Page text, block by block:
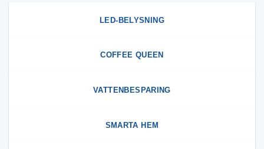
LED-BELYSNING
COFFEE QUEEN
VATTENBESPARING
SMARTA HEM